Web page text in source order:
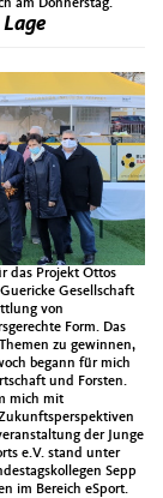
am Donnerstag.
das Projekt Ottos
Gesellschaft
von
Form. Das
zu gewinnen,
begann für mich
und Forsten.
mich mit
der Junge
e.V. stand unter
Sepp
im Bereich eSport.